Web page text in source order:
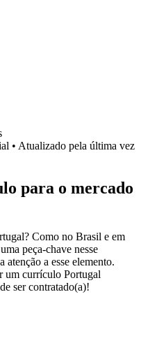
• Atualizado pela última vez
para o mercado
Como no Brasil e em
peça-chave nesse
atenção a esse elemento.
um currículo Portugal
ser contratado(a)!